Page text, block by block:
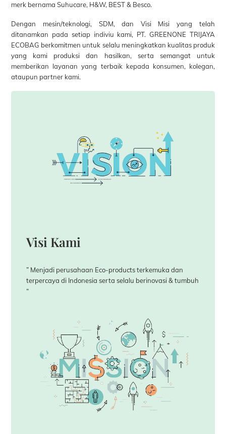
merk bernama Suhucare, H&W, BEST & Besco.
Dengan mesin/teknologi, SDM, dan Visi Misi yang telah
ditanamkan pada setiap indiviu kami, PT. GREENONE TRIJAYA
ECOBAG berkomitmen untuk selalu meningkatkan kualitas produk
yang kami produksi dan hasilkan, serta semangat untuk
memberikan layanan yang terbaik kepada konsumen, kolegan,
ataupun partner kami.
Visi Kami
” Menjadi perusahaan Eco-products terkemuka dan
terpercaya di Indonesia serta selalu berinovasi & tumbuh
“